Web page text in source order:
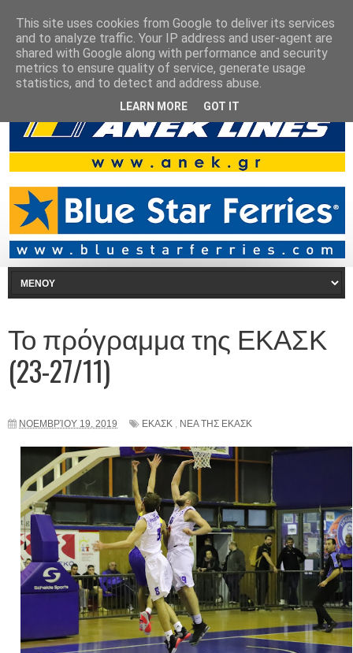
Το πρόγραμμα της ΕΚΑΣΚ
(23-27/11)
ΝΟΕΜΒΡΊΟΥ 19, 2019 ΕΚΑΣΚ , ΝΕΑ ΤΗΣ ΕΚΑΣΚ
This site uses cookies from Google to deliver its services
and to analyze traffic. Your IP address and user-agent are
shared with Google along with performance and security
metrics to ensure quality of service, generate usage
statistics, and to detect and address abuse.
LEARN MORE GOT IT